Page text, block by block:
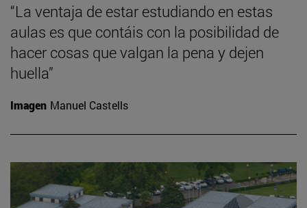
“La ventaja de estar estudiando en estas
aulas es que contáis con la posibilidad de
hacer cosas que valgan la pena y dejen
huella”
Imagen Manuel Castells